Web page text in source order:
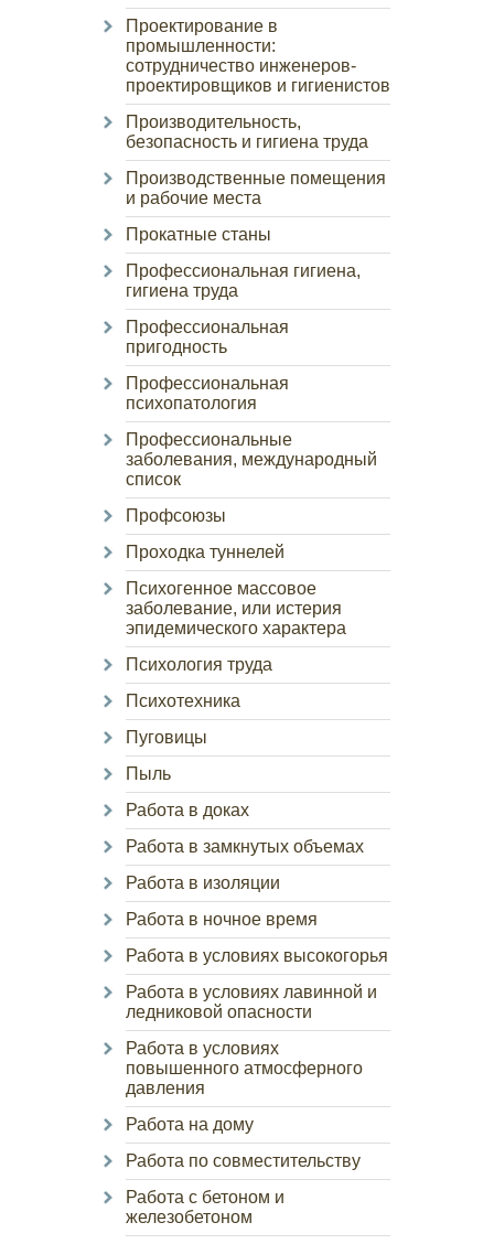
Проектирование в
промышленности:
сотрудничество инженеров-
проектировщиков и гигиенистов
Производительность,
безопасность и гигиена труда
Производственные помещения
и рабочие места
Прокатные станы
Профессиональная гигиена,
гигиена труда
Профессиональная
пригодность
Профессиональная
психопатология
Профессиональные
заболевания, международный
список
Профсоюзы
Проходка туннелей
Психогенное массовое
заболевание, или истерия
эпидемического характера
Психология труда
Психотехника
Пуговицы
Пыль
Работа в доках
Работа в замкнутых объемах
Работа в изоляции
Работа в ночное время
Работа в условиях высокогорья
Работа в условиях лавинной и
ледниковой опасности
Работа в условиях
повышенного атмосферного
давления
Работа на дому
Работа по совместительству
Работа с бетоном и
железобетоном